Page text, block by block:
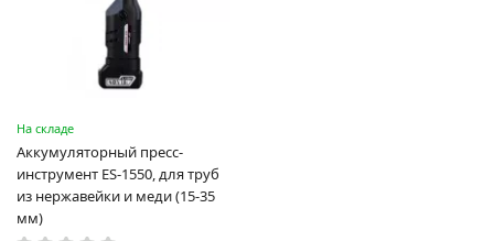
На складе
Аккумуляторный пресс-
инструмент ES-1550, для труб
из нержавейки и меди (15-35
мм)